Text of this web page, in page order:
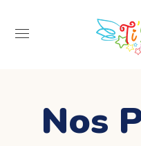
Nos